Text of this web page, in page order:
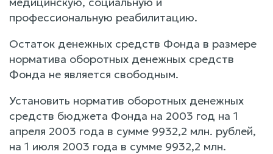
профессиональную реабилитацию.
Остаток денежных средств Фонда в размере
норматива оборотных денежных средств
Фонда не является свободным.
Установить норматив оборотных денежных
средств бюджета Фонда на 2003 год на 1
апреля 2003 года в сумме 9932,2 млн. рублей,
на 1 июля 2003 года в сумме 9932,2 млн.